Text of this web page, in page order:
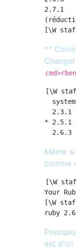
2.7.1
**
[\W
  system
  2.3.1
* 2.5.1
Même
comme
[\W
Your
[\W
est d'ici.